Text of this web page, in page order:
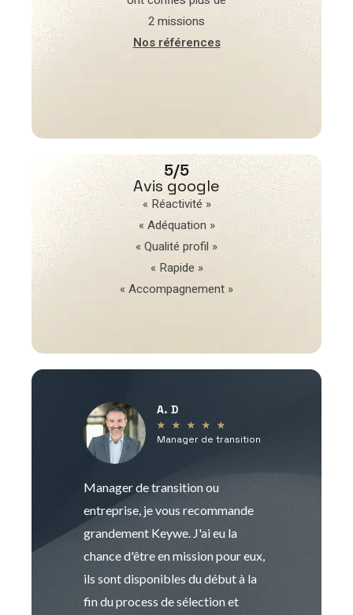
2 missions
Nos références
5/5
Avis google
« Réactivité »
« Adéquation »
« Qualité profil »
« Rapide »
« Accompagnement »
A. D
★ ★ ★ ★ ★
Manager de transition
Manager de transition ou
entreprise, je vous recommande
grandement Keywe. J'ai eu la
chance d'être en mission pour eux,
ils sont disponibles du début à la
fin du process de sélection et